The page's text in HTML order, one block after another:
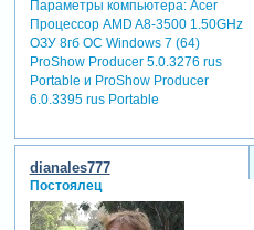
Параметры компьютера:Acer
Процессор AMD A8-3500 1.50GHz
ОЗУ 8гб ОС Windows 7 (64)
ProShow Producer 5.0.3276 rus
Portable и ProShow Producer
6.0.3395 rus Portable
dianales777
Постоялец